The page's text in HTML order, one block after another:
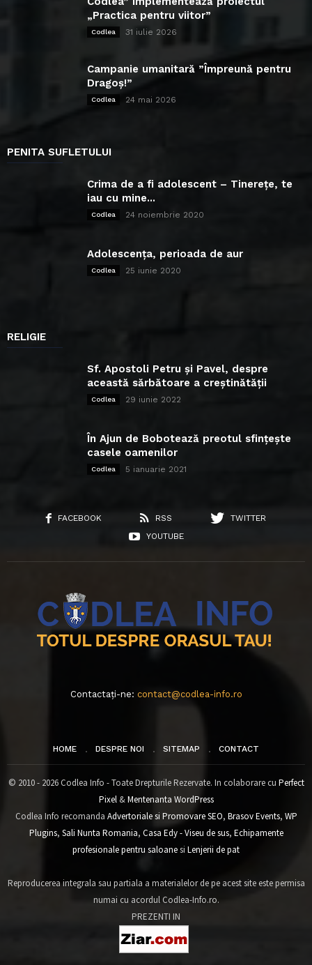
„Practica pentru viitor”
Codlea 31 iulie 2026
Campanie umanitară ”Împreună pentru
Dragoș!”
Codlea 24 mai 2026
PENITA SUFLETULUI
Crima de a fi adolescent – Tinerețe, te
iau cu mine...
Codlea 24 noiembrie 2020
Adolescența, perioada de aur
Codlea 25 iunie 2020
RELIGIE
Sf. Apostoli Petru și Pavel, despre
această sărbătoare a creștinătății
Codlea 29 iunie 2022
În Ajun de Bobotează preotul sfințește
casele oamenilor
Codlea 5 ianuarie 2021
FACEBOOK RSS
TWITTER
YOUTUBE
Contactați-ne: contact@codlea-info.ro
HOME DESPRE NOI SITEMAP CONTACT
© 2010 - 2026 Codlea Info - Toate Drepturile Rezervate. In colaborare cu Perfect
Pixel&Mentenanta WordPress
Codlea Info recomanda Advertoriale si Promovare SEO, Brasov Events, WP
Plugins, Sali Nunta Romania, Casa Edy - Viseu de sus, Echipamente
profesionale pentru saloanesi Lenjerii de pat
Reproducerea integrala sau partiala a materialelor de pe acest site este permisa
numai cu acordul Codlea-Info.ro.
PREZENTI IN